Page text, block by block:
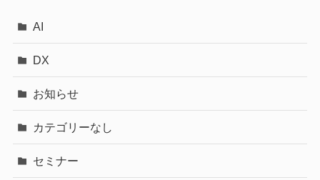
AI
DX
お知らせ
カテゴリーなし
セミナー